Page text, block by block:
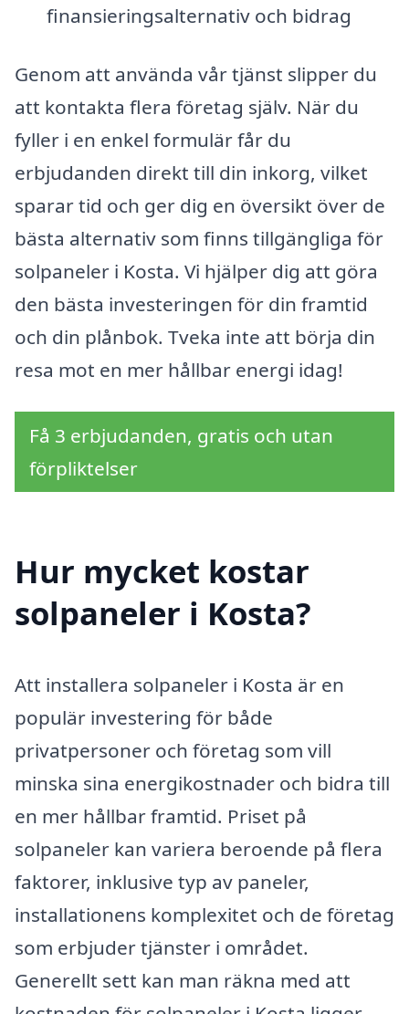
finansieringsalternativ och bidrag
Genom att använda vår tjänst slipper du
att kontakta flera företag själv. När du
fyller i en enkel formulär får du
erbjudanden direkt till din inkorg, vilket
sparar tid och ger dig en översikt över de
bästa alternativ som finns tillgängliga för
solpaneler i Kosta. Vi hjälper dig att göra
den bästa investeringen för din framtid
och din plånbok. Tveka inte att börja din
resa mot en mer hållbar energi idag!
Få 3 erbjudanden, gratis och utan
förpliktelser
Hur mycket kostar
solpaneler i Kosta?
Att installera solpaneler i Kosta är en
populär investering för både
privatpersoner och företag som vill
minska sina energikostnader och bidra till
en mer hållbar framtid. Priset på
solpaneler kan variera beroende på flera
faktorer, inklusive typ av paneler,
installationens komplexitet och de företag
som erbjuder tjänster i området.
Generellt sett kan man räkna med att